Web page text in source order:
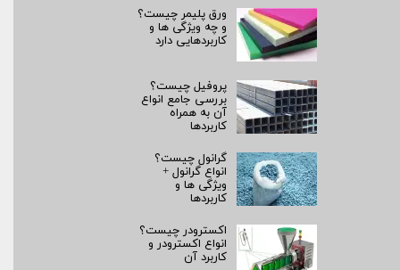
ورق پلیمر چیست؟
و چه ویژگی ها و
کاربردهایی دارد
پروفیل چیست؟
بررسی جامع انواع
آن به همراه
کاربردها
گرانول چیست؟
انواع گرانول +
ویژگی ها و
کاربردها
اکسترودر چیست؟
انواع اکسترودر و
کاربرد آن